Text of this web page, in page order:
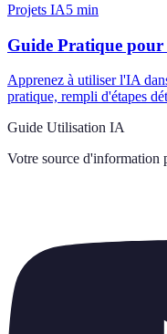
Projets IA5 min
Guide Pratique
Apprenez à utiliser l'IA
pratique, rempli d'étapes
Guide Utilisation IA
Votre source d'information